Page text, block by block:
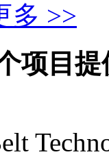
多 >>
项目